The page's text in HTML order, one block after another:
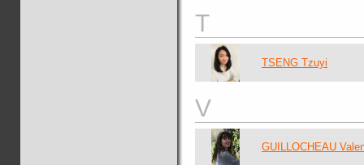
T
TSENG Tzuyi
V
GUILLOCHEAU